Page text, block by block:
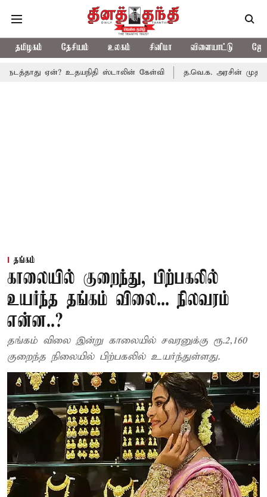
தமிழகம் தேசியம் உலகம் சினிமா விளையாட்டு
ஏன்? உதயநிதி ஸ்டாலின் கேள்வி த.வெ.க. அரசின் முதல்
தங்கம்
காலையில் குறைந்து, பிற்பகலில்
உயர்ந்த தங்கம் விலை... நிலவரம்
என்ன..?
தங்கம் விலை இன்று காலையில் சவரனுக்கு ரூ.2,160
குறைந்த நிலையில் பிற்பகலில் உயர்ந்துள்ளது.